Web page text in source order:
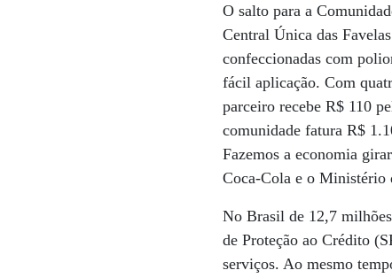
O salto para a
Central Única das
confeccionadas com
fácil aplicação. Com
parceiro recebe R$ 110
comunidade fatura R$
Fazemos a economia
Coca-Cola e o Ministério
No Brasil de 12,7
de Proteção ao Crédito
serviços. Ao mesmo